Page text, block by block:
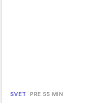
SVET PRE 55 MIN